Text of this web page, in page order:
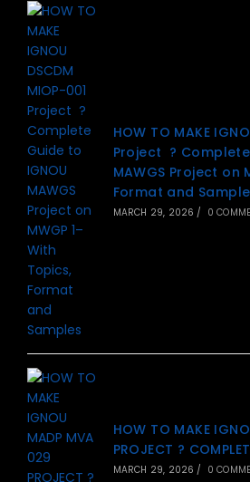
HOW TO MAKE
Project ?
MAWGS Project on
Format and
MARCH 29, 2026 / 0
HOW TO MAKE
PROJECT ?
MARCH 29, 2026 / 0